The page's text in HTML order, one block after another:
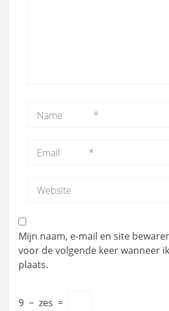
Mijn naam, e-mail en site
voor de volgende keer wanneer
plaats.
9 − zes =